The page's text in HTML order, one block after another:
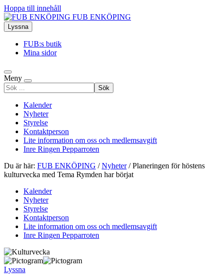
Hoppa till innehåll
FUB ENKÖPING
Lyssna
FUB:s butik
Mina sidor
Meny
Sök
efter
Kalender
Nyheter
Styrelse
Kontaktperson
Lite information om oss och medlemsavgift
Inre Ringen Pepparroten
Du är här: FUB ENKÖPING /Nyheter/Planeringen för höstens
kulturvecka med Tema Rymden har börjat
Kalender
Nyheter
Styrelse
Kontaktperson
Lite information om oss och medlemsavgift
Inre Ringen Pepparroten
Lyssna